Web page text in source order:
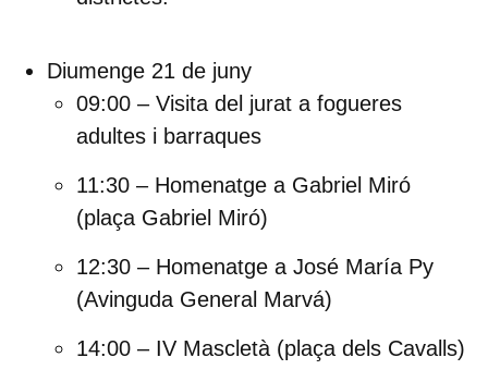
Diumenge 21 de juny
09:00 – Visita del jurat a fogueres
adultes i barraques
11:30 – Homenatge a Gabriel Miró
(plaça Gabriel Miró)
12:30 – Homenatge a José María Py
(Avinguda General Marvá)
14:00 – IV Mascletà(plaça dels Cavalls)